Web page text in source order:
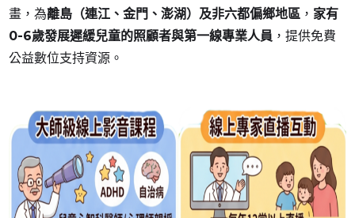
畫，為離島（連江、金門、澎湖）及非六都偏鄉地區 ， 家有
0-6歲發展遲緩兒童的照顧者與第一線專業人員 ，提供免費
公益數位支持資源。